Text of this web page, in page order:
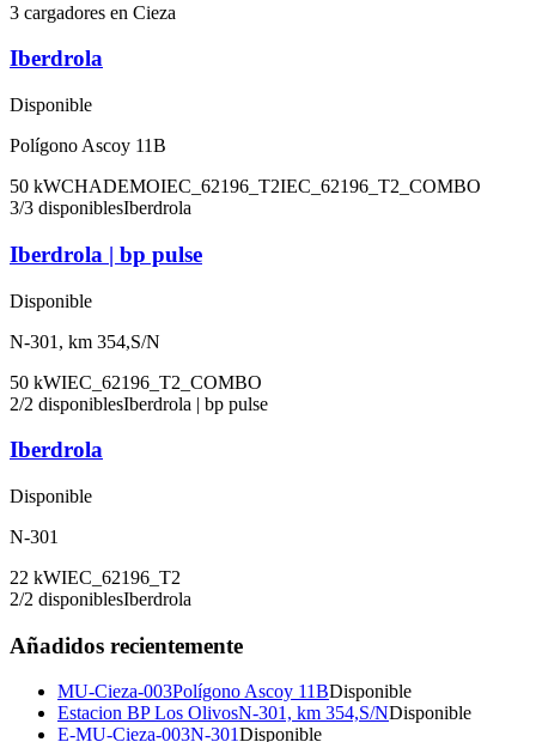
3 cargadores en Cieza
Iberdrola
Disponible
Polígono Ascoy 11B
50 kWCHADEMOIEC_62196_T2IEC_62196_T2_COMBO
3/3 disponiblesIberdrola
Iberdrola | bp pulse
Disponible
N-301, km 354,S/N
50 kWIEC_62196_T2_COMBO
2/2 disponiblesIberdrola | bp pulse
Iberdrola
Disponible
N-301
22 kWIEC_62196_T2
2/2 disponiblesIberdrola
Añadidos recientemente
MU-Cieza-003Polígono Ascoy 11BDisponible
Estacion BP Los OlivosN-301, km 354,S/NDisponible
E-MU-Cieza-003N-301Disponible